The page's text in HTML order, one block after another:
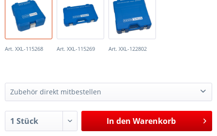
Art. XXL-115268 Art. XXL-115269 Art. XXL-122802
Zubehör direkt mitbestellen
Halbschalen-Erweiterungssatz, für Kompakt-Radlager Ø 78 mm, für Ford, Volvo, Mazda
In den Warenkorb